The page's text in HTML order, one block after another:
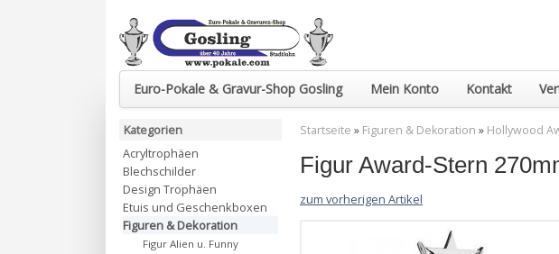
Euro-Pokale & Gravur-Shop Gosling Mein Konto Kontakt
Startseite » Figuren & Dekoration » Hollywood
Figur Award-Stern
zum vorherigen Artikel
Kategorien
Acryltrophäen
Blechschilder
Design Trophäen
Etuis und Geschenkboxen
Figuren & Dekoration
Figur Alien u. Funny